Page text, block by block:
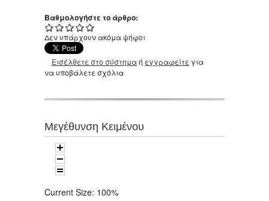
Βαθμολογήστε το άρθρο:
Δεν υπάρχουν ακόμα ψήφοι
Εισέλθετε στο σύστημαή εγγραφείτε για
να υποβάλετε σχόλια
Μεγέθυνση Κειμένου
Current Size: 100%